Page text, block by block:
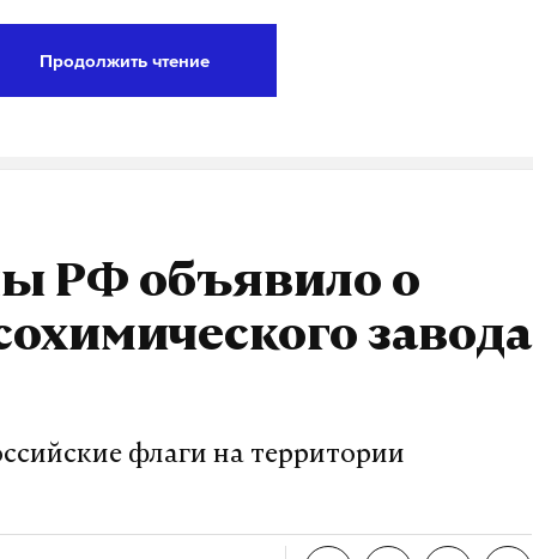
«undefined»
Продолжить чтение
РФ объявило о
завода
флаги на территории